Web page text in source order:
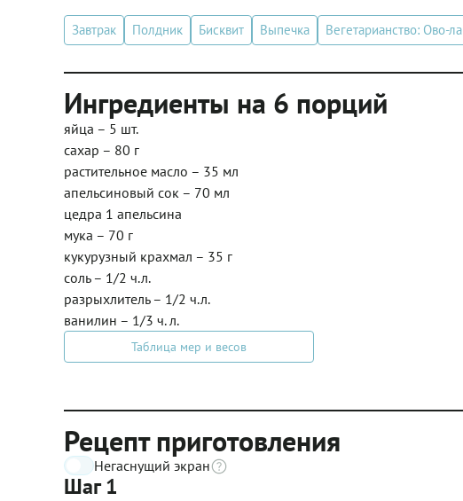
Завтрак Полдник Бисквит Выпечка Вегетарианство: Ово-
Ингредиенты на 6 порций
яйца – 5 шт.
сахар – 80 г
растительное масло – 35 мл
апельсиновый сок – 70 мл
цедра 1 апельсина
мука – 70 г
кукурузный крахмал – 35 г
соль – 1/2 ч.л.
разрыхлитель – 1/2 ч.л.
ванилин – 1/3 ч. л.
Таблица мер и весов
Рецепт приготовления
Негаснущий экран
Шаг 1